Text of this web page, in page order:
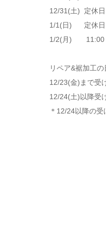
12/31(土) 定休日
1/1(日) 定休日
1/2(月) 11:00
リペア&裾加工の
12/23(金)まで受
12/24(土)以降受
＊12/24以降の